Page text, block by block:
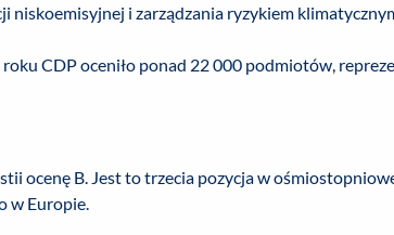
niskoemisyjnej i zarządzania ryzykiem
CDP oceniło ponad 22 000 podmiotów,
ocenę B. Jest to trzecia pozycja w
w Europie.